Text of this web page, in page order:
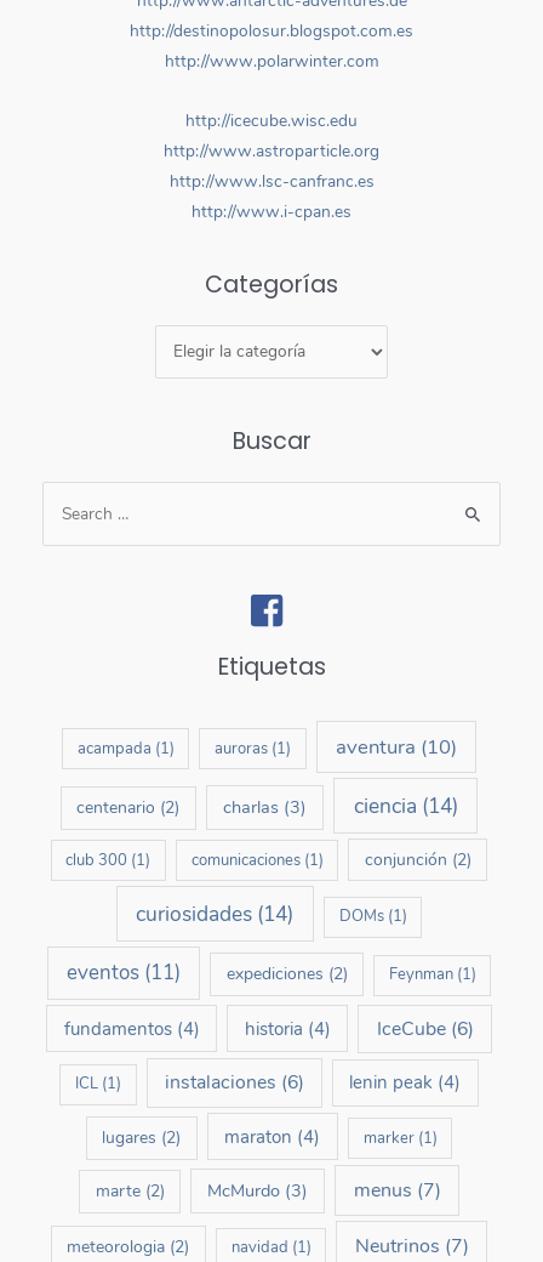
http://destinopolosur.blogspot.com.es
http://www.polarwinter.com
http://icecube.wisc.edu
http://www.astroparticle.org
http://www.lsc-canfranc.es
http://www.i-cpan.es
Categorías
Buscar
Etiquetas
acampada (1) auroras (1) aventura (10)
centenario (2) charlas(3) ciencia (14)
club 300 (1) comunicaciones(1) conjunción (2)
curiosidades (14) DOMs(1)
eventos(11) expediciones (2) Feynman(1)
fundamentos(4) historia (4) IceCube(6)
ICL(1) instalaciones (6) lenin peak (4)
lugares (2) maraton (4) marker(1)
marte(2) McMurdo (3) menus (7)
meteorologia (2) navidad (1) Neutrinos (7)